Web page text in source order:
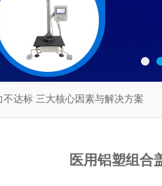
达标 三大核心因素与解决方案
医用铝塑组合